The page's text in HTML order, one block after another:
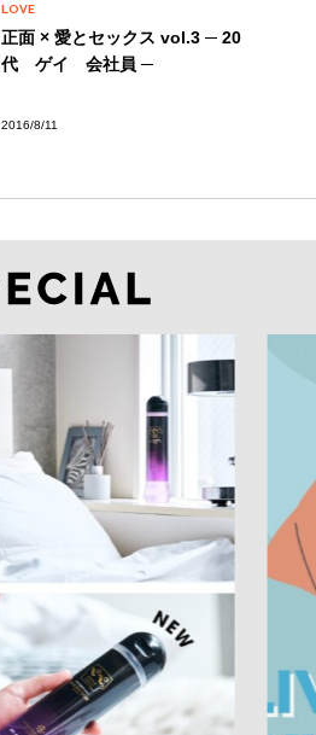
LOVE
正面 × 愛とセックス vol.3 ─ 20
代 ゲイ 会社員 ─
2016/8/11